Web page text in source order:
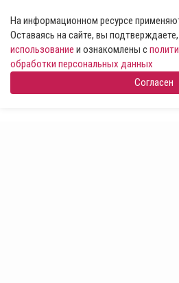
На информационном ресурсе
Оставаясь на сайте, вы
использование и ознакомлены с
обработки персональных данных
Согласен